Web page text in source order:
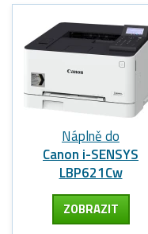
Náplně do
Canon i-SENSYS
LBP621Cw
ZOBRAZIT